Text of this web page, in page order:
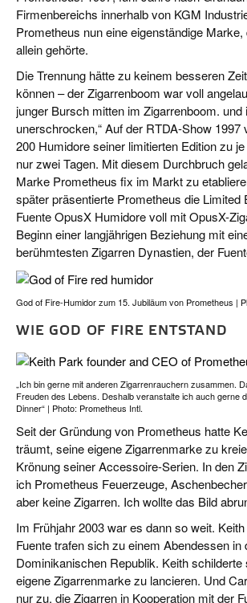
Firmenbereichs innerhalb von KGM
Prometheus nun eine eigenständige Marke,
allein gehörte.
Die Trennung hätte zu keinem besseren
können – der Zigarrenboom war voll
junger Bursch mitten im Zigarrenboom. und
unerschrocken,“ Auf der RTDA-Show 1997
200 Humidore seiner limitierten Edition zu
nur zwei Tagen. Mit diesem Durchbruch
Marke Prometheus fix im Markt zu
später präsentierte Prometheus die Limited
Fuente OpusX Humidore voll mit OpusX-
Beginn einer langjährigen Beziehung mit
berühmtesten Zigarren Dynastien, der
God of Fire-Humidor zum 15. Jubiläum von Prometheus |
WIE GOD OF FIRE ENTSTAND
„Ich bin gerne mit anderen Zigarrenrauchern zusammen.
Freuden des Lebens. Deshalb veranstalte ich auch gerne
Dinner“ | Photo: Prometheus Intl.
Seit der Gründung von Prometheus hatte
träumt, seine eigene Zigarrenmarke zu
Krönung seiner Accessoire-Serien. In den
ich Prometheus Feuerzeuge,
aber keine Zigarren. Ich wollte das Bild
Im Frühjahr 2003 war es dann so weit.
Fuente trafen sich zu einem Abendessen in
Dominikanischen Republik. Keith schilderte
eigene Zigarrenmarke zu lancieren. Und
nur zu, die Zigarren in Kooperation mit der